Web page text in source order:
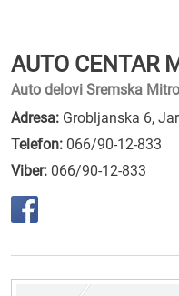
AUTO CENTAR
Auto delovi Sremska
Adresa: Grobljanska 6,
Telefon: 066/90-12-833
Viber: 066/90-12-833